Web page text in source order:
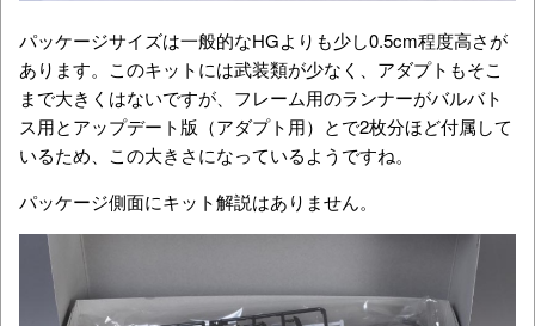
パッケージサイズは一般的なHGよりも少し0.5cm程度高さが
あります。このキットには武装類が少なく、アダプトもそこ
まで大きくはないですが、フレーム用のランナーがバルバト
ス用とアップデート版（アダプト用）とで2枚分ほど付属して
いるため、この大きさになっているようですね。
パッケージ側面にキット解説はありません。